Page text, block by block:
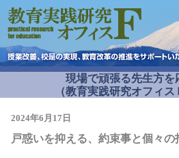
現場で頑張る先生方を
（教育実践研究オフィス
2024年6月17日
戸惑いを抑える、約束事と個々の